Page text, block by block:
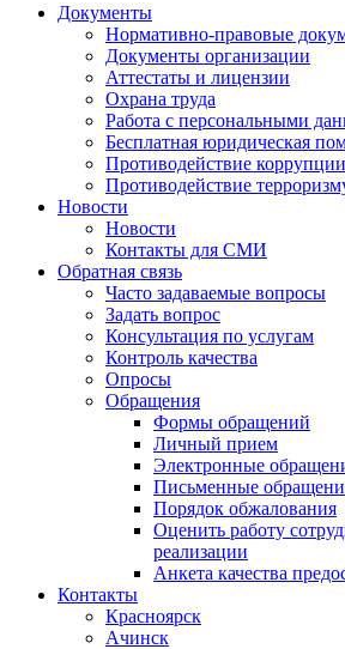
Документы
Нормативно-правовые
Документы организации
Аттестаты и лицензии
Охрана труда
Работа с персональными
Бесплатная юридическая
Противодействие коррупции
Противодействие
Новости
Новости
Контакты для СМИ
Обратная связь
Часто задаваемые вопросы
Задать вопрос
Консультация по услугам
Контроль качества
Опросы
Обращения
Формы обращений
Личный прием
Электронные
Письменные
Порядок обжалования
Оценить работу
реализации
Анкета качества
Контакты
Красноярск
Ачинск